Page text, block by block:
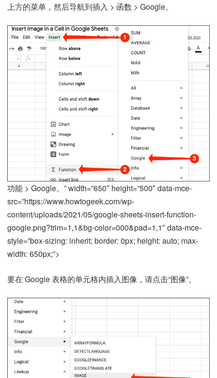
上方的菜单，然后导航到插入 > 函数 > Google。
功能 > Google。” width=”650″ height=”500″ data-mce-
src=”https://www.howtogeek.com/wp-
content/uploads/2021/05/google-sheets-insert-function-
google.png?trim=1,1&bg-color=000&pad=1,1″ data-mce-
style=”box-sizing: inherit; border: 0px; height: auto; max-
width: 650px;”>
要在 Google 表格的单元格内插入图像，请点击“图像”。